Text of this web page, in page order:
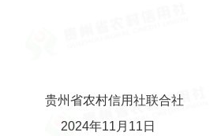
社联合社
11日